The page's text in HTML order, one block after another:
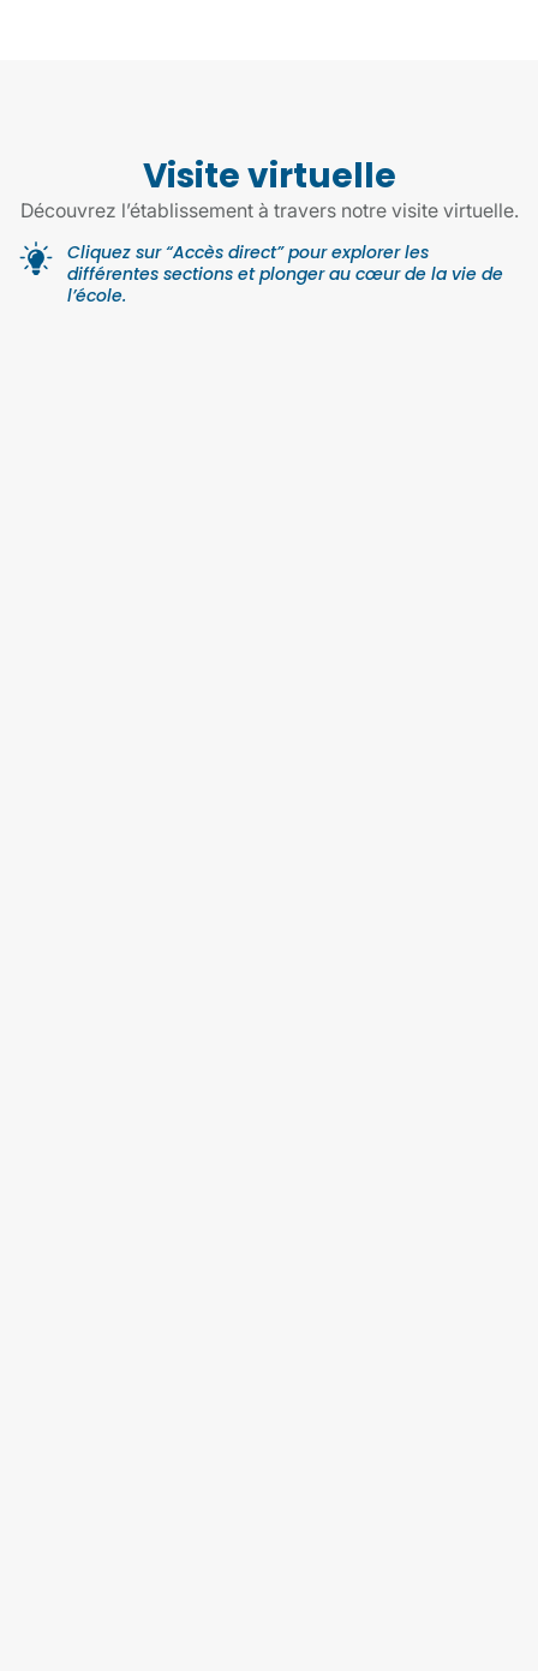
Visite virtuelle
Découvrez l’établissement à travers notre visite virtuelle.
Cliquez sur “Accès direct” pour explorer les
différentes sections et plonger au cœur de la vie de
l’école.